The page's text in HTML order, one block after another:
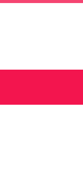
娶越南新娘流程 個個都很